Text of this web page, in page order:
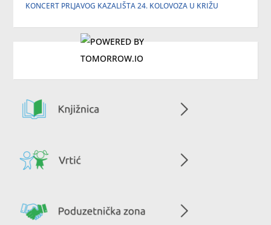
KONCERT PRLJAVOG KAZALIŠTA 24. KOLOVOZA U KRIŽU